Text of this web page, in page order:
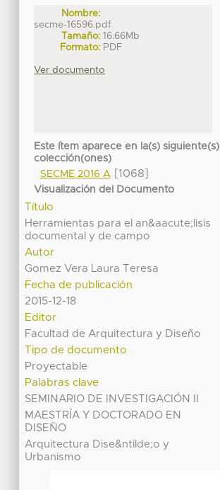
Nombre:
secme-16596.pdf
Tamaño: 16.66Mb
Formato: PDF
Ver documento
Este ítem aparece en la(s) siguiente(s)
colección(ones)
SECME 2016 A[1068]
Visualización del Documento
Título
Herramientas para el an&aacute;lisis
documental y de campo
Autor
Gomez Vera Laura Teresa
Fecha de publicación
2015-12-18
Editor
Facultad de Arquitectura y Diseño
Tipo de documento
Proyectable
Palabras clave
SEMINARIO DE INVESTIGACIÓN II
MAESTRÍA Y DOCTORADO EN
DISEÑO
Arquitectura Dise&ntilde;o y
Urbanismo